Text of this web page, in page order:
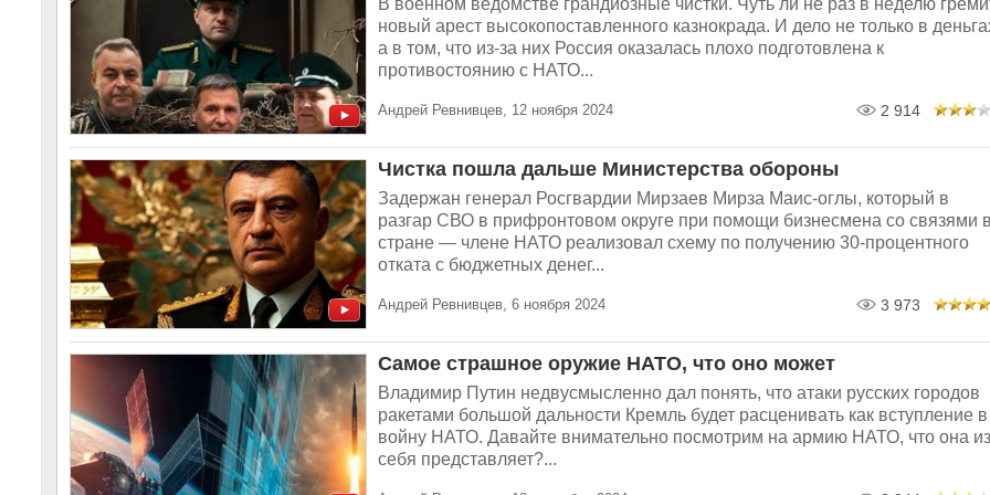
В военном ведомстве грандиозные чистки. Чуть ли не раз в неделю
новый арест высокопоставленного казнокрада. И дело не только в
а в том, что из-за них Россия оказалась плохо подготовлена к
противостоянию с НАТО...
Андрей Ревнивцев, 12 ноября 2024 2 914
Чистка пошла дальше Министерства обороны
Задержан генерал Росгвардии Мирзаев Мирза Маис-оглы, который в
разгар СВО в прифронтовом округе при помощи бизнесмена со связями в
стране — члене НАТО реализовал схему по получению 30-процентного
отката с бюджетных денег...
Андрей Ревнивцев, 6 ноября 2024 3 973
Самое страшное оружие НАТО, что оно может
Владимир Путин недвусмысленно дал понять, что атаки русских городов
ракетами большой дальности Кремль будет расценивать как вступление в
войну НАТО. Давайте внимательно посмотрим на армию НАТО, что она из
себя представляет?...